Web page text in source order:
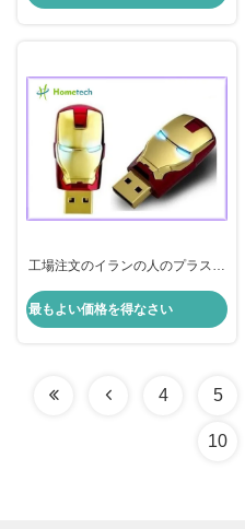
工場注文のイランの人のプラスチ
1GB/2GB
最もよい価格を得なさい
4 5
10